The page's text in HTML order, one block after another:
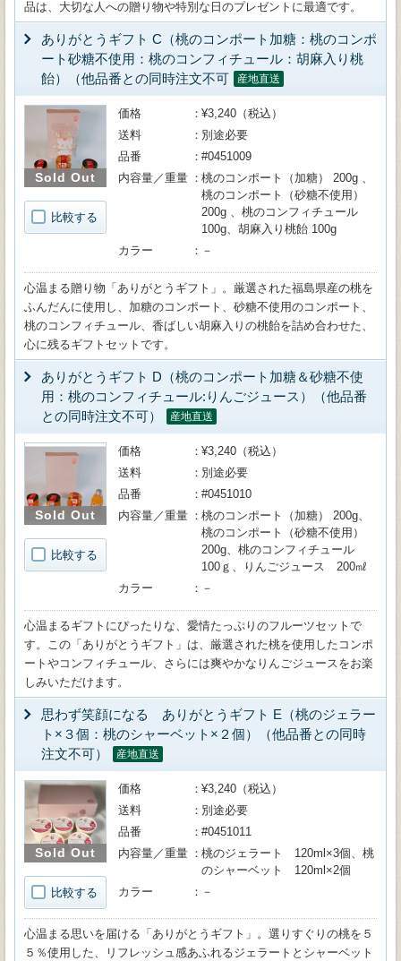
品は、大切な人への贈り物や特別な日のプレゼントに最適です。
ありがとうギフト C（桃のコンポート加糖：桃のコンポ
ート砂糖不使用：桃のコンフィチュール：胡麻入り桃
飴）（他品番との同時注文不可
産地直送
Sold Out
比較する
価格
¥3,240（税込）
送料
別途必要
品番
#0451009
内容量／重量
桃のコンポート（加糖） 200g 、
桃のコンポート（砂糖不使用）
200g 、桃のコンフィチュール
100g、胡麻入り桃飴 100g
カラー
－
心温まる贈り物「ありがとうギフト」。厳選された福島県産の桃を
ふんだんに使用し、加糖のコンポート、砂糖不使用のコンポート、
桃のコンフィチュール、香ばしい胡麻入りの桃飴を詰め合わせた、
心に残るギフトセットです。
ありがとうギフト D（桃のコンポート加糖＆砂糖不使
用：桃のコンフィチュール:りんごジュース）（他品番
との同時注文不可）
産地直送
Sold Out
比較する
価格
¥3,240（税込）
送料
別途必要
品番
#0451010
内容量／重量
桃のコンポート（加糖） 200g、
桃のコンポート（砂糖不使用）
200g、桃のコンフィチュール
100ｇ、りんごジュース 200㎖
カラー
－
心温まるギフトにぴったりな、愛情たっぷりのフルーツセットで
す。この「ありがとうギフト」は、厳選された桃を使用したコンポ
ートやコンフィチュール、さらには爽やかなりんごジュースをお楽
しみいただけます。
思わず笑顔になる ありがとうギフト E（桃のジェラー
ト×３個：桃のシャーベット×２個）（他品番との同時
注文不可）
産地直送
Sold Out
比較する
価格
¥3,240（税込）
送料
別途必要
品番
#0451011
内容量／重量
桃のジェラート 120ml×3個、桃
のシャーベット 120ml×2個
カラー
－
心温まる思いを届ける「ありがとうギフト」。選りすぐりの桃を５
５％使用した、リフレッシュ感あふれるジェラートとシャーベット